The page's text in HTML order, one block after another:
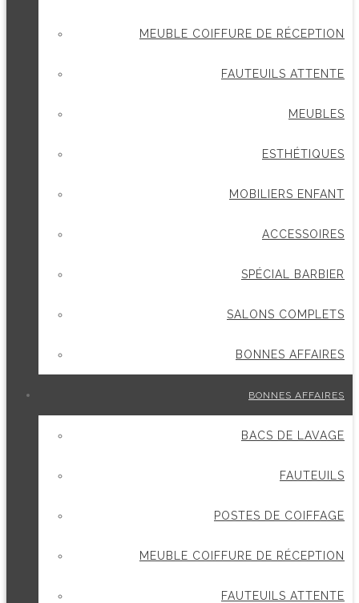
MEUBLE COIFFURE DE RÉCEPTION
FAUTEUILS ATTENTE
MEUBLES
ESTHÉTIQUES
MOBILIERS ENFANT
ACCESSOIRES
SPÉCIAL BARBIER
SALONS COMPLETS
BONNES AFFAIRES
BONNES AFFAIRES
BACS DE LAVAGE
FAUTEUILS
POSTES DE COIFFAGE
MEUBLE COIFFURE DE RÉCEPTION
FAUTEUILS ATTENTE